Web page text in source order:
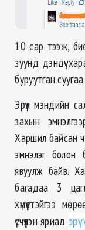
10 сар тээж,
зуунд дэндүү
буруутган
Эрүүл мэндийн
захын
Харшил байсан ч
эмнэлэг болон
явуулж байв.
багадаа 3
хүмүүстэйгээ
үсчүүлэн яриад